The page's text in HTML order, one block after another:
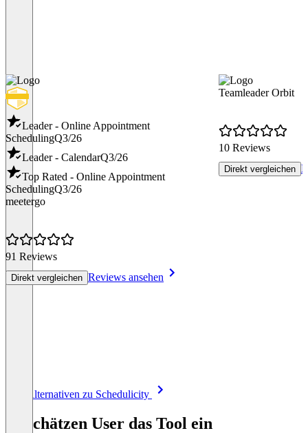
Leader - Online Appointment
SchedulingQ3/26
Leader - CalendarQ3/26
Top Rated - Online Appointment
SchedulingQ3/26
meetergo
91 Reviews
Direkt vergleichen Reviews ansehen
Teamleader Orbit
10 Reviews
Direkt vergleichen
Alle Alternativen zu Schedulicity
So schätzen User das Tool ein